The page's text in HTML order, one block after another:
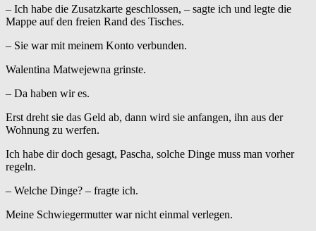
– Ich habe die Zusatzkarte geschlossen, – sagte ich und legte die
Mappe auf den freien Rand des Tisches.
– Sie war mit meinem Konto verbunden.
Walentina Matwejewna grinste.
– Da haben wir es.
Erst dreht sie das Geld ab, dann wird sie anfangen, ihn aus der
Wohnung zu werfen.
Ich habe dir doch gesagt, Pascha, solche Dinge muss man vorher
regeln.
– Welche Dinge? – fragte ich.
Meine Schwiegermutter war nicht einmal verlegen.